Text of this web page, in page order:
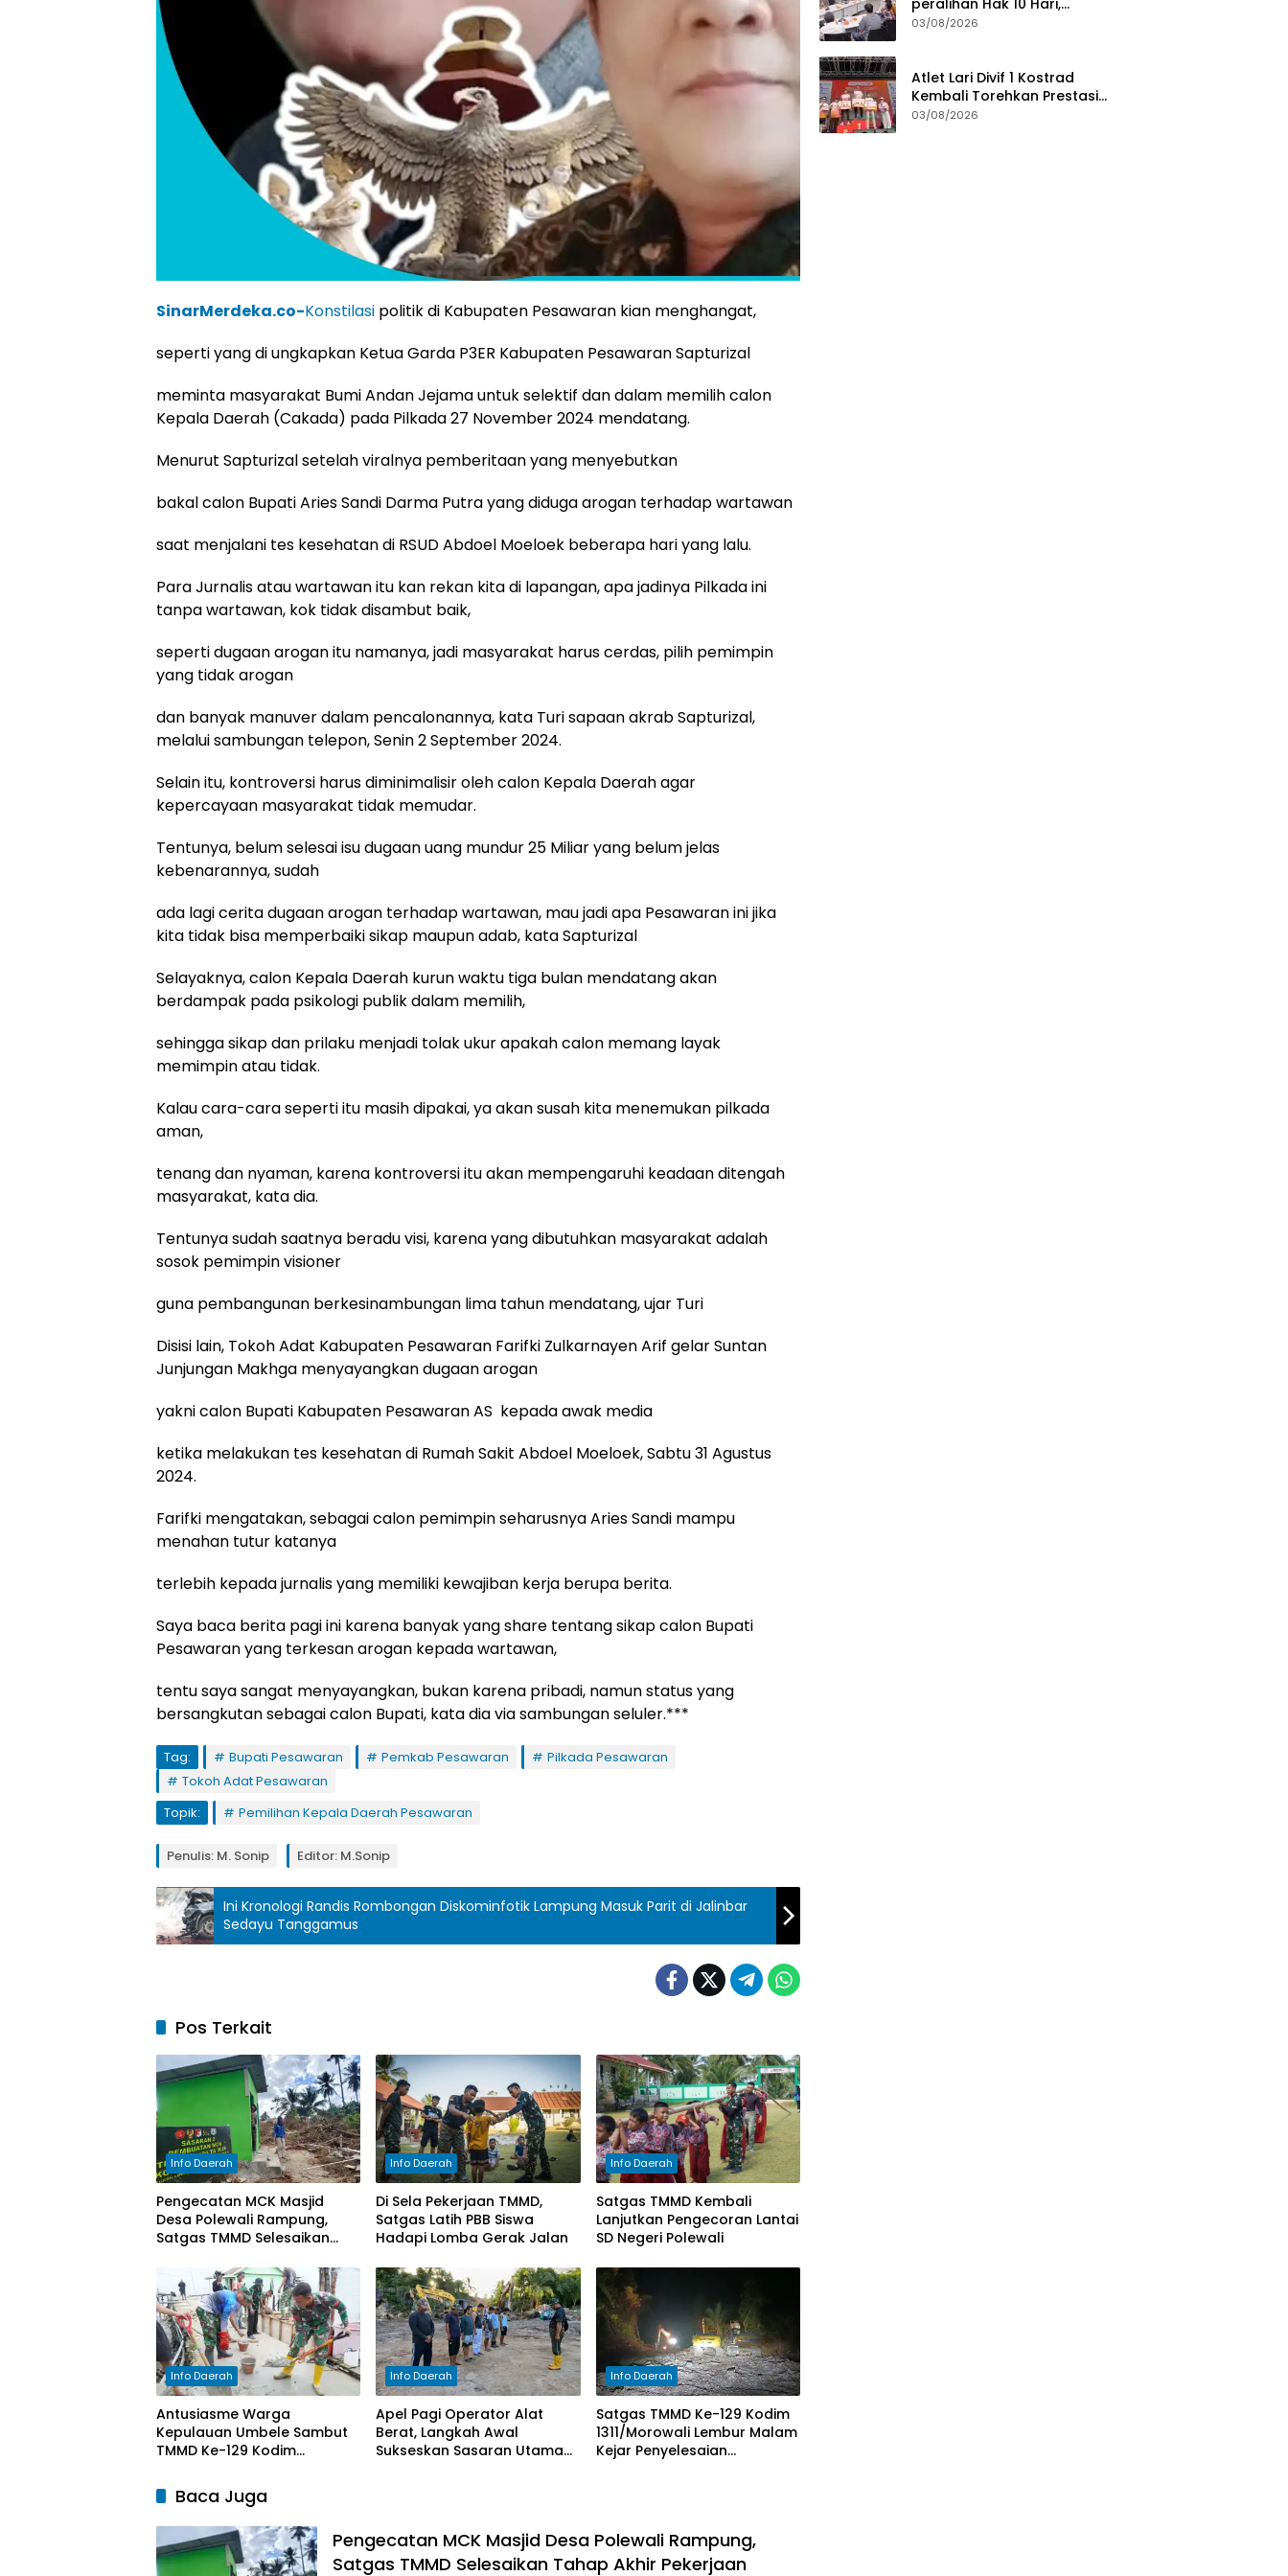
SinarMerdeka.co-Konstilasi politik di Kabupaten Pesawaran kian menghangat,
seperti yang di ungkapkan Ketua Garda P3ER Kabupaten Pesawaran Sapturizal
meminta masyarakat Bumi Andan Jejama untuk selektif dan dalam memilih calon
Kepala Daerah (Cakada) pada Pilkada 27 November 2024 mendatang.
Menurut Sapturizal setelah viralnya pemberitaan yang menyebutkan
bakal calon Bupati Aries Sandi Darma Putra yang diduga arogan terhadap wartawan
saat menjalani tes kesehatan di RSUD Abdoel Moeloek beberapa hari yang lalu.
Para Jurnalis atau wartawan itu kan rekan kita di lapangan, apa jadinya Pilkada ini
tanpa wartawan, kok tidak disambut baik,
seperti dugaan arogan itu namanya, jadi masyarakat harus cerdas, pilih pemimpin
yang tidak arogan
dan banyak manuver dalam pencalonannya, kata Turi sapaan akrab Sapturizal,
melalui sambungan telepon, Senin 2 September 2024.
Selain itu, kontroversi harus diminimalisir oleh calon Kepala Daerah agar
kepercayaan masyarakat tidak memudar.
Tentunya, belum selesai isu dugaan uang mundur 25 Miliar yang belum jelas
kebenarannya, sudah
ada lagi cerita dugaan arogan terhadap wartawan, mau jadi apa Pesawaran ini jika
kita tidak bisa memperbaiki sikap maupun adab, kata Sapturizal
Selayaknya, calon Kepala Daerah kurun waktu tiga bulan mendatang akan
berdampak pada psikologi publik dalam memilih,
sehingga sikap dan prilaku menjadi tolak ukur apakah calon memang layak
memimpin atau tidak.
Kalau cara-cara seperti itu masih dipakai, ya akan susah kita menemukan pilkada
aman,
tenang dan nyaman, karena kontroversi itu akan mempengaruhi keadaan ditengah
masyarakat, kata dia.
Tentunya sudah saatnya beradu visi, karena yang dibutuhkan masyarakat adalah
sosok pemimpin visioner
guna pembangunan berkesinambungan lima tahun mendatang, ujar Turi
Disisi lain, Tokoh Adat Kabupaten Pesawaran Farifki Zulkarnayen Arif gelar Suntan
Junjungan Makhga menyayangkan dugaan arogan
yakni calon Bupati Kabupaten Pesawaran AS kepada awak media
ketika melakukan tes kesehatan di Rumah Sakit Abdoel Moeloek, Sabtu 31 Agustus
2024.
Farifki mengatakan, sebagai calon pemimpin seharusnya Aries Sandi mampu
menahan tutur katanya
terlebih kepada jurnalis yang memiliki kewajiban kerja berupa berita.
Saya baca berita pagi ini karena banyak yang share tentang sikap calon Bupati
Pesawaran yang terkesan arogan kepada wartawan,
tentu saya sangat menyayangkan, bukan karena pribadi, namun status yang
bersangkutan sebagai calon Bupati, kata dia via sambungan seluler.***
Tag: Bupati Pesawaran Pemkab Pesawaran
Pilkada Pesawaran
Tokoh Adat Pesawaran
Topik:
Pemilihan Kepala Daerah Pesawaran
Penulis: M. Sonip Editor: M.Sonip
Ini Kronologi Randis Rombongan Diskominfotik Lampung Masuk Parit di Jalinbar
Sedayu Tanggamus
Pos Terkait
Info Daerah
Pengecatan MCK Masjid
Desa Polewali Rampung,
Satgas TMMD Selesaikan
Info Daerah
Di Sela Pekerjaan TMMD,
Satgas Latih PBB Siswa
Hadapi Lomba Gerak Jalan
Info Daerah
Satgas TMMD Kembali
Lanjutkan Pengecoran Lantai
SD Negeri Polewali
Info Daerah
Antusiasme Warga
Kepulauan Umbele Sambut
TMMD Ke-129 Kodim
Info Daerah
Apel Pagi Operator Alat
Berat, Langkah Awal
Sukseskan Sasaran Utama
Info Daerah
Satgas TMMD Ke-129 Kodim
1311/Morowali Lembur Malam
Kejar Penyelesaian
Baca Juga
Pengecatan MCK Masjid Desa Polewali Rampung,
Satgas TMMD Selesaikan Tahap Akhir Pekerjaan
Pengukuran Terjadwal Waktu
03/08/2026
Atlet Lari Divif 1 Kostrad
Kembali Torehkan Prestasi
Gemilang di Berbagai Ajang
03/08/2026